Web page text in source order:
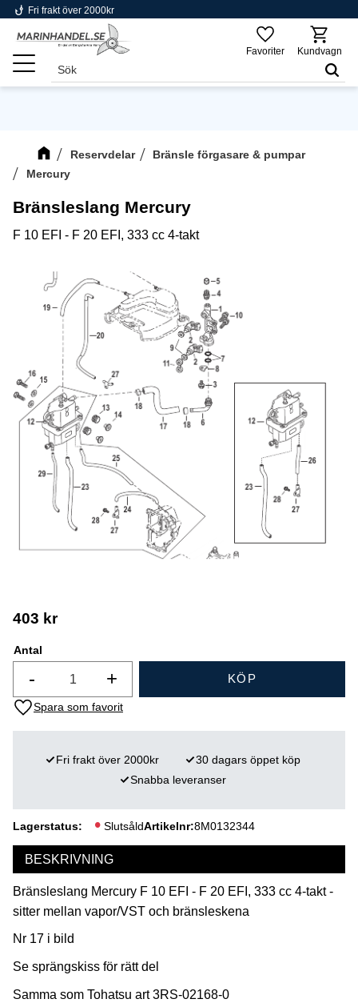
Meny
phishing Fri frakt över 2000kr
Favoriter Kundvagn
Reservdelar
Bränsle förgasare & pumpar
Mercury
Bränsleslang Mercury
F 10 EFI - F 20 EFI, 333 cc 4-takt
403 kr
Antal
+
- KÖP
Lägg till i favoriter
Lagerstatus SlutsåldArtikelnr 8M0132344
Fri frakt över 2000kr
30 dagars öppet köp
Snabba leveranser
BESKRIVNING
Bränsleslang Mercury F 10 EFI - F 20 EFI, 333 cc 4-takt -
sitter mellan vapor/VST och bränsleskena
Nr 17 i bild
Se sprängskiss för rätt del
Samma som Tohatsu art 3RS-02168-0